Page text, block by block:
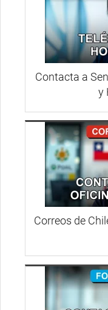
Contacta a
y
Correos de